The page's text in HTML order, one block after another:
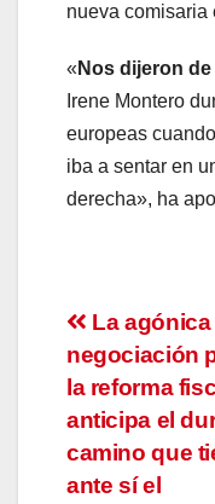
nueva comisaria
« Nos dijeron
Irene Montero
europeas
iba a sentar en
derecha», ha
de
La agónica
negociación
la reforma
anticipa el
camino que
ante sí el